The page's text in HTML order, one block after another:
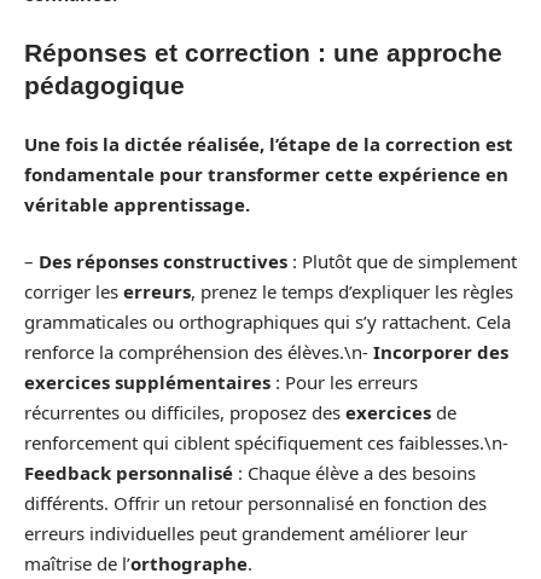
Réponses et correction : une approche
pédagogique
Une fois la dictée réalisée, l’étape de la correction est
fondamentale pour transformer cette expérience en
véritable apprentissage.
– Des réponses constructives : Plutôt que de simplement
corriger les erreurs, prenez le temps d’expliquer les règles
grammaticales ou orthographiques qui s’y rattachent. Cela
renforce la compréhension des élèves.\n- Incorporer des
exercices supplémentaires : Pour les erreurs
récurrentes ou difficiles, proposez des exercices de
renforcement qui ciblent spécifiquement ces faiblesses.\n-
Feedback personnalisé : Chaque élève a des besoins
différents. Offrir un retour personnalisé en fonction des
erreurs individuelles peut grandement améliorer leur
maîtrise de l’orthographe.